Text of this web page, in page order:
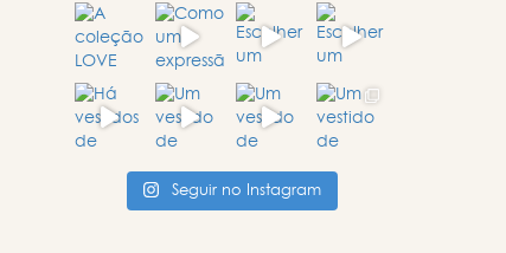
Seguir no Instagram